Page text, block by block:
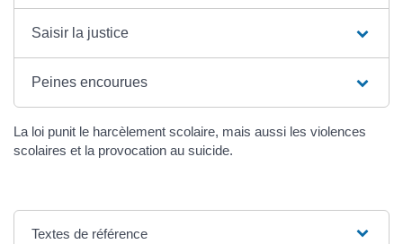
Saisir la justice
Peines encourues
La loi punit le harcèlement scolaire, mais aussi les violences
scolaires et la provocation au suicide.
Textes de référence